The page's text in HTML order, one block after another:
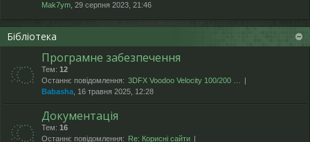
Mak7ym , 29 серпня 2023, 21:46
Бібліотека
Програмне забезпечення
Тем: 12
Останнє повідомлення: 3DFX Voodoo Velocity 100/200 …
Babasha , 16 травня 2025, 12:28
Документація
Тем: 16
Останнє повідомлення:
Re: Корисні сайти